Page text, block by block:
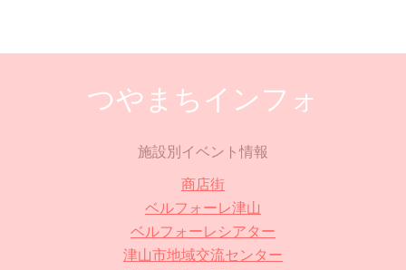
つやまちインフォ
施設別イベント情報
商店街
ベルフォーレ津山
ベルフォーレシアター
津山市地域交流センター